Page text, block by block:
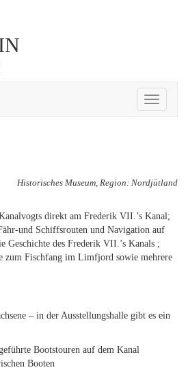
Toggle
Historisches Museum, Region: Nordjütland
direkt am Frederik VII.’s Kanal;
und Schiffsrouten und Navigation auf
Geschichte des Frederik VII.’s Kanals ;
zum Fischfang im Limfjord sowie mehrere
– in der Ausstellungshalle gibt es ein
Bootstouren auf dem Kanal
Booten